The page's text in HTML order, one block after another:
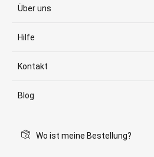
Über uns
Hilfe
Kontakt
Blog
Wo ist meine Bestellung?